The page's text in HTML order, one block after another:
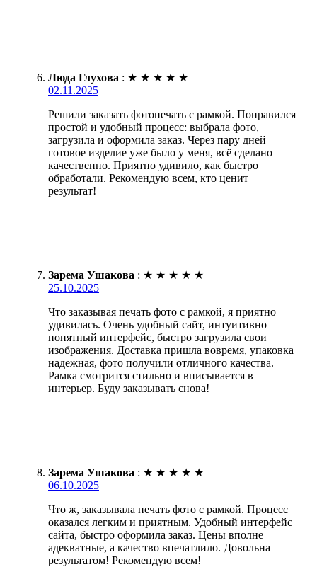
Люда Глухова : ★ ★ ★ ★ ★
02.11.2025
Решили заказать фотопечать с рамкой. Понравился
простой и удобный процесс: выбрала фото,
загрузила и оформила заказ. Через пару дней
готовое изделие уже было у меня, всё сделано
качественно. Приятно удивило, как быстро
обработали. Рекомендую всем, кто ценит
результат!
Зарема Ушакова : ★ ★ ★ ★ ★
25.10.2025
Что заказывая печать фото с рамкой, я приятно
удивилась. Очень удобный сайт, интуитивно
понятный интерфейс, быстро загрузила свои
изображения. Доставка пришла вовремя, упаковка
надежная, фото получили отличного качества.
Рамка смотрится стильно и вписывается в
интерьер. Буду заказывать снова!
Зарема Ушакова : ★ ★ ★ ★ ★
06.10.2025
Что ж, заказывала печать фото с рамкой. Процесс
оказался легким и приятным. Удобный интерфейс
сайта, быстро оформила заказ. Цены вполне
адекватные, а качество впечатлило. Довольна
результатом! Рекомендую всем!